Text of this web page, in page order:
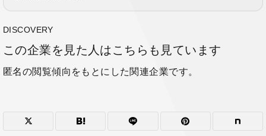
DISCOVERY
この企業を見た人はこちらも見ています
匿名の閲覧傾向をもとにした関連企業です。